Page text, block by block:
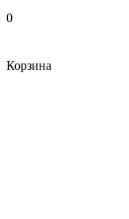
0
Корзина